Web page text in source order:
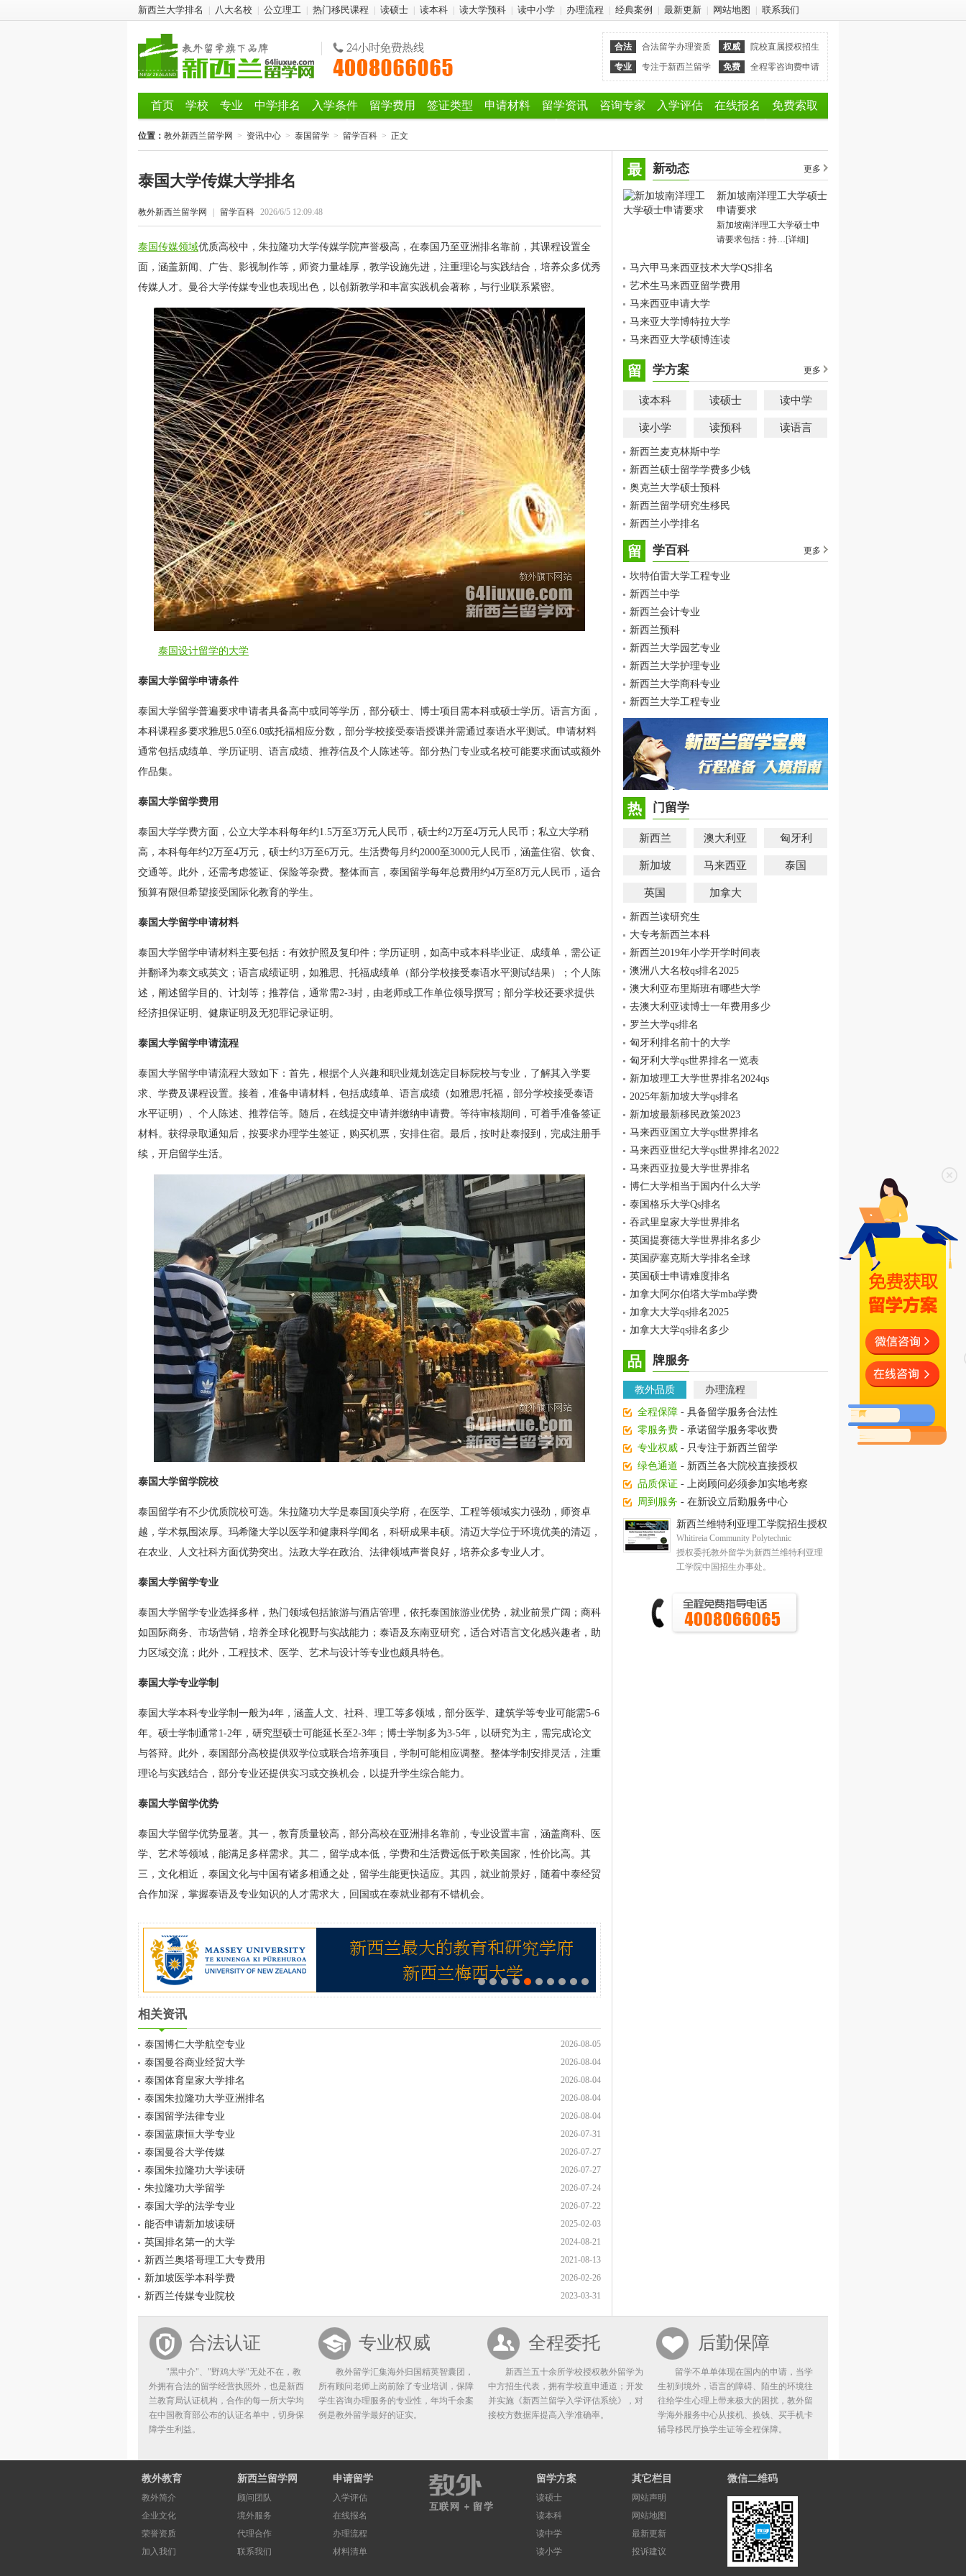
新西兰大学排名 八大名校 公立理工 热门移民课程 读硕士 读本科 读大学预科 读中小学 办理流程 经典案例 最新更新 网站地图 联系我们
合法 合法留学办理资质 权威
院校直属授权招生
专业
专注于新西兰留学 免费 全程零咨询费申请
首页 学校 专业 中学排名 入学条件 留学费用 签证类型 申请材料 留学资讯 咨询专家 入学评估 在线报名 免费索取
位置： 教外新西兰留学网 > 资讯中心 > 泰国留学 > 留学百科 > 正文
泰国大学传媒大学排名
教外新西兰留学网 留学百科 2026/6/5 12:09:48
泰国传媒领域优质高校中，朱拉隆功大学传媒学院声誉极高，在泰国乃至亚洲排名靠前，其课程设置全
面，涵盖新闻、广告、影视制作等，师资力量雄厚，教学设施先进，注重理论与实践结合，培养众多优秀
传媒人才。曼谷大学传媒专业也表现出色，以创新教学和丰富实践机会著称，与行业联系紧密。
泰国设计留学的大学
泰国大学留学申请条件
泰国大学留学普遍要求申请者具备高中或同等学历，部分硕士、博士项目需本科或硕士学历。语言方面，
本科课程多要求雅思5.0至6.0或托福相应分数，部分学校接受泰语授课并需通过泰语水平测试。申请材料
通常包括成绩单、学历证明、语言成绩、推荐信及个人陈述等。部分热门专业或名校可能要求面试或额外
作品集。
泰国大学留学费用
泰国大学学费方面，公立大学本科每年约1.5万至3万元人民币，硕士约2万至4万元人民币；私立大学稍
高，本科每年约2万至4万元，硕士约3万至6万元。生活费每月约2000至3000元人民币，涵盖住宿、饮食、
交通等。此外，还需考虑签证、保险等杂费。整体而言，泰国留学每年总费用约4万至8万元人民币，适合
预算有限但希望接受国际化教育的学生。
泰国大学留学申请材料
泰国大学留学申请材料主要包括：有效护照及复印件；学历证明，如高中或本科毕业证、成绩单，需公证
并翻译为泰文或英文；语言成绩证明，如雅思、托福成绩单（部分学校接受泰语水平测试结果）；个人陈
述，阐述留学目的、计划等；推荐信，通常需2-3封，由老师或工作单位领导撰写；部分学校还要求提供
经济担保证明、健康证明及无犯罪记录证明。
泰国大学留学申请流程
泰国大学留学申请流程大致如下：首先，根据个人兴趣和职业规划选定目标院校与专业，了解其入学要
求、学费及课程设置。接着，准备申请材料，包括成绩单、语言成绩（如雅思/托福，部分学校接受泰语
水平证明）、个人陈述、推荐信等。随后，在线提交申请并缴纳申请费。等待审核期间，可着手准备签证
材料。获得录取通知后，按要求办理学生签证，购买机票，安排住宿。最后，按时赴泰报到，完成注册手
续，开启留学生活。
泰国大学留学院校
泰国留学有不少优质院校可选。朱拉隆功大学是泰国顶尖学府，在医学、工程等领域实力强劲，师资卓
越，学术氛围浓厚。玛希隆大学以医学和健康科学闻名，科研成果丰硕。清迈大学位于环境优美的清迈，
在农业、人文社科方面优势突出。法政大学在政治、法律领域声誉良好，培养众多专业人才。
泰国大学留学专业
泰国大学留学专业选择多样，热门领域包括旅游与酒店管理，依托泰国旅游业优势，就业前景广阔；商科
如国际商务、市场营销，培养全球化视野与实战能力；泰语及东南亚研究，适合对语言文化感兴趣者，助
力区域交流；此外，工程技术、医学、艺术与设计等专业也颇具特色。
泰国大学专业学制
泰国大学本科专业学制一般为4年，涵盖人文、社科、理工等多领域，部分医学、建筑学等专业可能需5-6
年。硕士学制通常1-2年，研究型硕士可能延长至2-3年；博士学制多为3-5年，以研究为主，需完成论文
与答辩。此外，泰国部分高校提供双学位或联合培养项目，学制可能相应调整。整体学制安排灵活，注重
理论与实践结合，部分专业还提供实习或交换机会，以提升学生综合能力。
泰国大学留学优势
泰国大学留学优势显著。其一，教育质量较高，部分高校在亚洲排名靠前，专业设置丰富，涵盖商科、医
学、艺术等领域，能满足多样需求。其二，留学成本低，学费和生活费远低于欧美国家，性价比高。其
三，文化相近，泰国文化与中国有诸多相通之处，留学生能更快适应。其四，就业前景好，随着中泰经贸
合作加深，掌握泰语及专业知识的人才需求大，回国或在泰就业都有不错机会。
相关资讯
2026-08-05
泰国博仁大学航空专业
2026-08-04
泰国曼谷商业经贸大学
2026-08-04
泰国体育皇家大学排名
2026-08-04
泰国朱拉隆功大学亚洲排名
2026-08-04
泰国留学法律专业
2026-07-31
泰国蓝康恒大学专业
2026-07-27
泰国曼谷大学传媒
2026-07-27
泰国朱拉隆功大学读研
2026-07-24
朱拉隆功大学留学
2026-07-22
泰国大学的法学专业
2025-02-03
能否申请新加坡读研
2024-08-21
英国排名第一的大学
2021-08-13
新西兰奥塔哥理工大专费用
2026-02-26
新加坡医学本科学费
2023-03-31
新西兰传媒专业院校
最 新动态 更多
新加坡南洋理工大学硕士
申请要求
新加坡南洋理工大学硕士申
请要求包括：持…[详细]
马六甲马来西亚技术大学QS排名
艺术生马来西亚留学费用
马来西亚申请大学
马来亚大学博特拉大学
马来西亚大学硕博连读
留 学方案 更多
读本科 读硕士 读中学
读小学 读预科 读语言
新西兰麦克林斯中学
新西兰硕士留学学费多少钱
奥克兰大学硕士预科
新西兰留学研究生移民
新西兰小学排名
留 学百科 更多
坎特伯雷大学工程专业
新西兰中学
新西兰会计专业
新西兰预科
新西兰大学园艺专业
新西兰大学护理专业
新西兰大学商科专业
新西兰大学工程专业
热 门留学
新西兰 澳大利亚 匈牙利
新加坡 马来西亚 泰国
英国 加拿大
新西兰读研究生
大专考新西兰本科
新西兰2019年小学开学时间表
澳洲八大名校qs排名2025
澳大利亚布里斯班有哪些大学
去澳大利亚读博士一年费用多少
罗兰大学qs排名
匈牙利排名前十的大学
匈牙利大学qs世界排名一览表
新加坡理工大学世界排名2024qs
2025年新加坡大学qs排名
新加坡最新移民政策2023
马来西亚国立大学qs世界排名
马来西亚世纪大学qs世界排名2022
马来西亚拉曼大学世界排名
博仁大学相当于国内什么大学
泰国格乐大学Qs排名
吞武里皇家大学世界排名
英国提赛德大学世界排名多少
英国萨塞克斯大学排名全球
英国硕士申请难度排名
加拿大阿尔伯塔大学mba学费
加拿大大学qs排名2025
加拿大大学qs排名多少
品 牌服务
教外品质 办理流程
全程保障 - 具备留学服务合法性
零服务费 - 承诺留学服务零收费
专业权威 - 只专注于新西兰留学
绿色通道 - 新西兰各大院校直接授权
品质保证 - 上岗顾问必须参加实地考察
周到服务 - 在新设立后勤服务中心
合法认证
"黑中介"、"野鸡大学"无处不在，教
外拥有合法的留学经营执照外，也是新西
兰教育局认证机构，合作的每一所大学均
在中国教育部公布的认证名单中，切身保
障学生利益。
专业权威
教外留学汇集海外归国精英智囊团，
所有顾问老师上岗前除了专业培训，保障
学生咨询办理服务的专业性，年均千余案
例是教外留学最好的证实。
全程委托
新西兰五十余所学校授权教外留学为
中方招生代表，拥有学校直申通道；开发
并实施《新西兰留学入学评估系统》，对
接校方数据库提高入学准确率。
后勤保障
留学不单单体现在国内的申请，当学
生初到境外，语言的障碍、陌生的环境往
往给学生心理上带来极大的困扰，教外留
学海外服务中心从接机、换钱、买手机卡
辅导移民厅换学生证等全程保障。
教外教育
教外简介
企业文化
荣誉资质
加入我们
新西兰留学网
顾问团队
境外服务
代理合作
联系我们
申请留学
入学评估
在线报名
办理流程
材料清单
留学方案
读硕士
读本科
读中学
读小学
其它栏目
网站声明
网站地图
最新更新
投诉建议
微信二维码